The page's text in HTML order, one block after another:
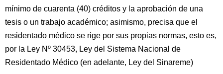
mínimo de cuarenta (40) créditos y la aprobación de una
tesis o un trabajo académico; asimismo, precisa que el
residentado médico se rige por sus propias normas, esto es,
por la Ley Nº 30453, Ley del Sistema Nacional de
Residentado Médico (en adelante, Ley del Sinareme)